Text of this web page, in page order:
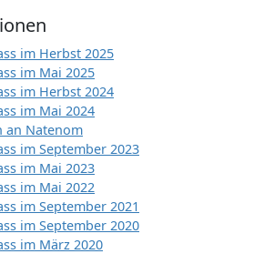
im Herbst 2025
im Mai 2025
im Herbst 2024
im Mai 2024
an Natenom
im September 2023
im Mai 2023
im Mai 2022
im September 2021
im September 2020
im März 2020